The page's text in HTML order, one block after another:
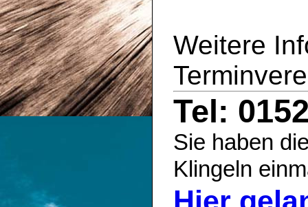
Weitere
Tel:
Sie haben
Klingeln